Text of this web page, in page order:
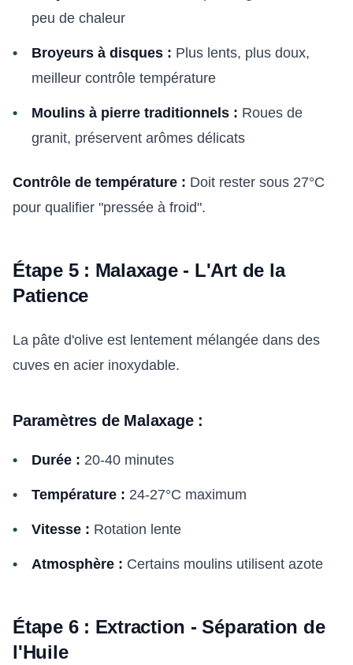
peu de chaleur
Broyeurs à disques : Plus lents, plus doux,
meilleur contrôle température
Moulins à pierre traditionnels : Roues de
granit, préservent arômes délicats
Contrôle de température : Doit rester sous 27°C
pour qualifier "pressée à froid".
Étape 5 : Malaxage - L'Art de la
Patience
La pâte d'olive est lentement mélangée dans des
cuves en acier inoxydable.
Paramètres de Malaxage :
Durée : 20-40 minutes
Température : 24-27°C maximum
Vitesse : Rotation lente
Atmosphère : Certains moulins utilisent azote
Étape 6 : Extraction - Séparation de
l'Huile